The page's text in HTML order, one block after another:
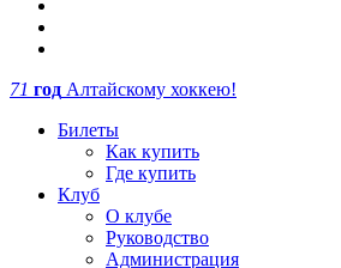
71 год Алтайскому хоккею!
Билеты
Как купить
Где купить
Клуб
О клубе
Руководство
Администрация